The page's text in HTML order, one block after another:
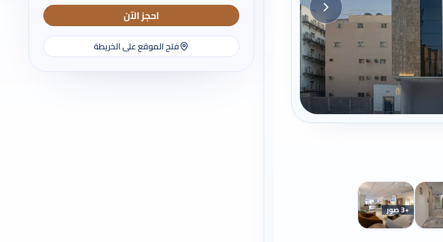
+3 صور
احجز الآن
فتح الموقع على الخريطة